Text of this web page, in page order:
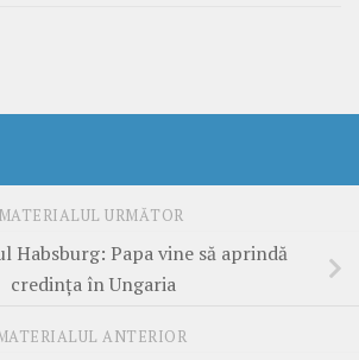
MATERIALUL URMĂTOR
Habsburg: Papa vine să aprindă
credința în Ungaria
ANTERIOR